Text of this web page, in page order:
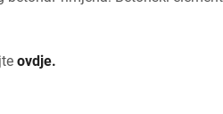
ovdje.